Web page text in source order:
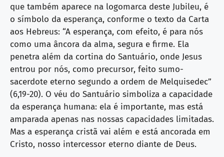
que também aparece na logomarca deste Jubileu, é
o símbolo da esperança, conforme o texto da Carta
aos Hebreus: “A esperança, com efeito, é para nós
como uma âncora da alma, segura e firme. Ela
penetra além da cortina do Santuário, onde Jesus
entrou por nós, como precursor, feito sumo-
sacerdote eterno segundo a ordem de Melquisedec”
(6,19-20). O véu do Santuário simboliza a capacidade
da esperança humana: ela é importante, mas está
amparada apenas nas nossas capacidades limitadas.
Mas a esperança cristã vai além e está ancorada em
Cristo, nosso intercessor eterno diante de Deus.